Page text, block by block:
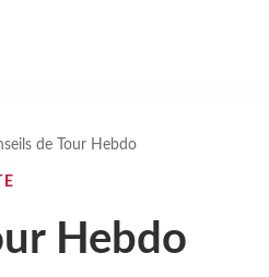
de Tour Hebdo
Hebdo